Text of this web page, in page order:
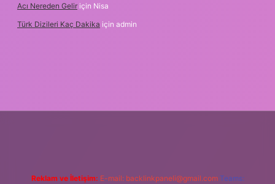
Acı Nereden Gelir için Nisa
Türk Dizileri Kaç Dakika için admin
Reklam ve İletişim: E-mail: backlinkpaneli@gmail.com Teams: